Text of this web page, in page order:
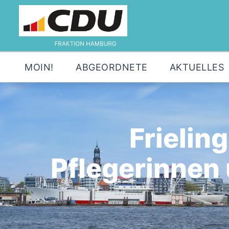
MOIN! ABGEORDNETE AKTUELLES
Pflegerinnen